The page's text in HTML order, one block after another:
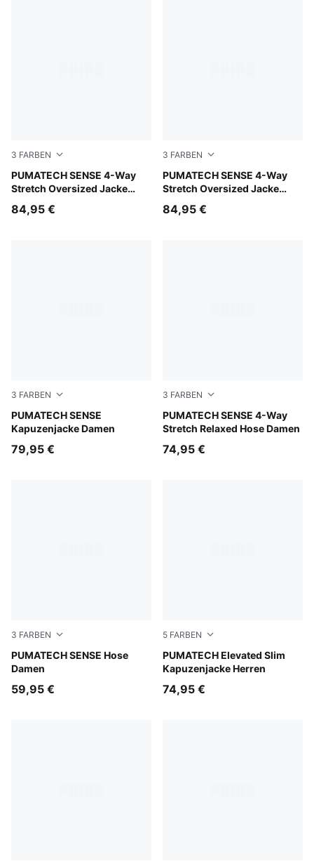
3 FARBEN
PUMATECH SENSE 4-Way
Stretch Oversized Jacke
Chai Latte
84,95 €
3 FARBEN
PUMATECH SENSE 4-Way
Stretch Oversized Jacke
Puma Black
84,95 €
3 FARBEN
PUMATECH SENSE
Kapuzenjacke Damen
Chai Latte
79,95 €
3 FARBEN
PUMATECH SENSE 4-Way
Stretch Relaxed Hose Damen
Chai Latte
74,95 €
3 FARBEN
PUMATECH SENSE Hose
Damen
Inky Depths
59,95 €
5 FARBEN
PUMATECH Elevated Slim
Kapuzenjacke Herren
Medium Gray Heather
74,95 €